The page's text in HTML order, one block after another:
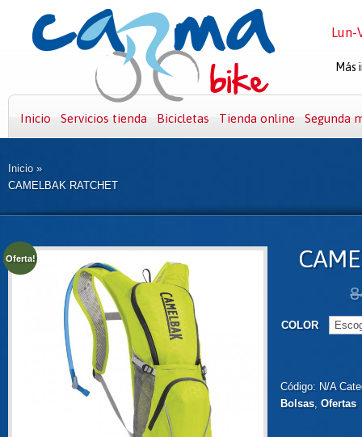
Inicio Servicios tienda Bicicletas Tienda online Segunda
Inicio »
CAMELBAK RATCHET
Oferta!
COLOR
Código: N/A
Bolsas, Ofertas
Lun-
Más